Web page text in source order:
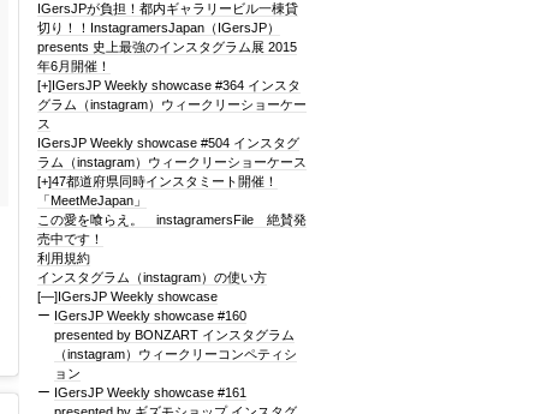
IGersJPが負担！都内ギャラリービル一棟貸
切り！！InstagramersJapan（IGersJP）
presents 史上最強のインスタグラム展 2015
年6月開催！
[+]IGersJP Weekly showcase #364 インスタ
グラム（instagram）ウィークリーショーケー
ス
IGersJP Weekly showcase #504 インスタグ
ラム（instagram）ウィークリーショーケース
[+]47都道府県同時インスタミート開催！
「MeetMeJapan」
この愛を喰らえ。 instagramersFile 絶賛発
売中です！
利用規約
インスタグラム（instagram）の使い方
[—]IGersJP Weekly showcase
IGersJP Weekly showcase #160
presented by BONZART インスタグラム
（instagram）ウィークリーコンペティシ
ョン
IGersJP Weekly showcase #161